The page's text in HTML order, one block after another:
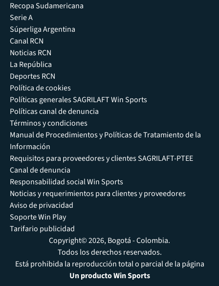
Recopa Sudamericana
Serie A
Súperliga Argentina
Canal RCN
Noticias RCN
La República
Deportes RCN
Política de cookies
Políticas generales SAGRILAFT Win Sports
Políticas canal de denuncia
Términos y condiciones
Manual de Procedimientos y Políticas de Tratamiento de la
Información
Requisitos para proveedores y clientes SAGRILAFT-PTEE
Canal de denuncia
Responsabilidad social Win Sports
Noticias y requerimientos para clientes y proveedores
Aviso de privacidad
Soporte Win Play
Tarifario publicidad
Copyright© 2026, Bogotá - Colombia.
Todos los derechos reservados.
Está prohibida la reproducción total o parcial de la página
Un producto Win Sports